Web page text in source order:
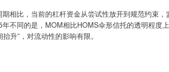
相比，当前的杠杆资金从尝试性放开到规范约束，
不同的是，MOM相比HOMS伞形信托的透明程度
升”，对流动性的影响有限。